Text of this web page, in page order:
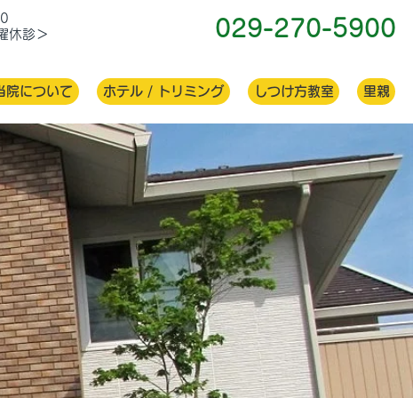
診＞
029-270-5900
院について ホテル / トリミング しつけ方教室 里親